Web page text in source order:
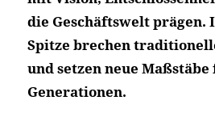
die Geschäftswelt prägen.
Spitze brechen
und setzen neue
Generationen.